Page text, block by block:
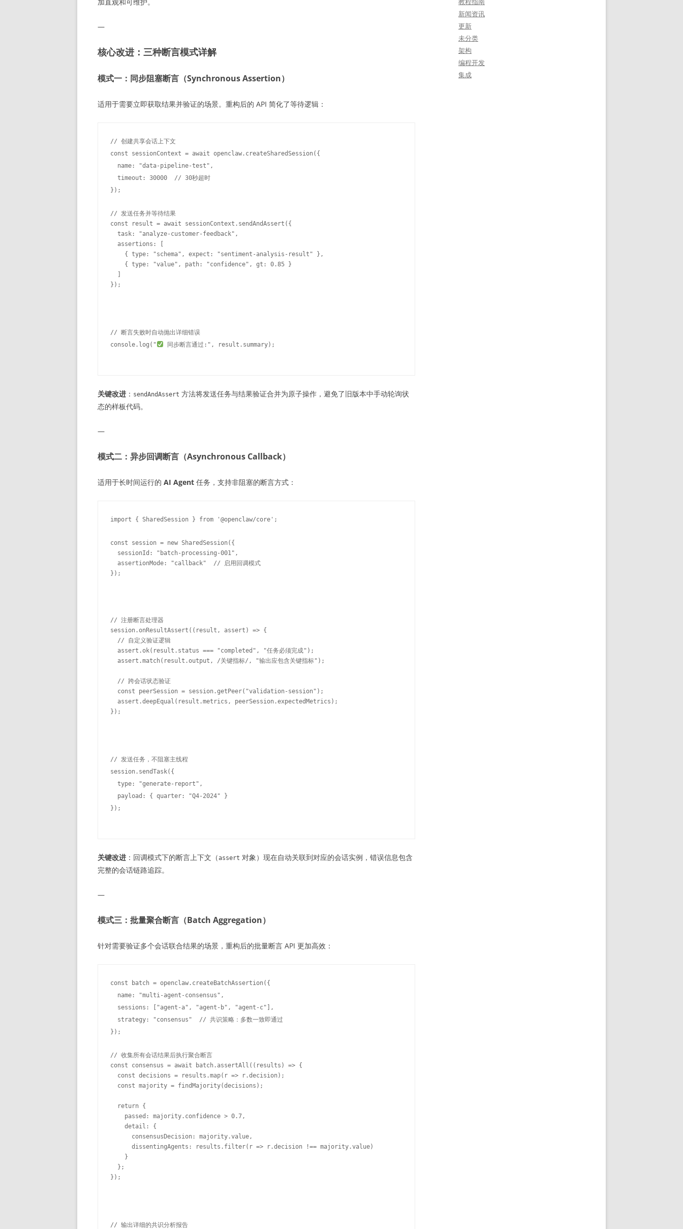
—
核心改进：三种断言模式详解
模式一：同步阻塞断言（Synchronous Assertion）
适用于需要立即获取结果并验证的场景。重构后的 API 简化了等待逻辑：
// 创建共享会话上下文
const sessionContext = await openclaw.createSharedSession({
  name: "data-pipeline-test",
  timeout: 30000  // 30秒超时
});
// 发送任务并等待结果
const result = await sessionContext.sendAndAssert({
  task: "analyze-customer-feedback",
  assertions: [
    { type: "schema", expect: "sentiment-analysis-result" },
    { type: "value", path: "confidence", gt: 0.85 }
  ]
});
// 断言失败时自动抛出详细错误
console.log("
关键改进 ： sendAndAssert 方法将发送任务与结果验证合并为原子操作，避免了旧版本中手动轮询状
态的样板代码。
—
模式二：异步回调断言（Asynchronous Callback）
适用于长时间运行的 AI Agent 任务，支持非阻塞的断言方式：
import { SharedSession } from '@openclaw/core';
const session = new SharedSession({
  sessionId: "batch-processing-001",
  assertionMode: "callback"  // 启用回调模式
});
// 注册断言处理器
session.onResultAssert((result, assert) => {
  // 自定义验证逻辑
  assert.ok(result.status === "completed", "任务必须完成");
  assert.match(result.output, /关键指标/, "输出应包含关键指标");
  // 跨会话状态验证
  const peerSession = session.getPeer("validation-session");
  assert.deepEqual(result.metrics, peerSession.expectedMetrics);
});
// 发送任务，不阻塞主线程
session.sendTask({
  type: "generate-report",
  payload: { quarter: "Q4-2024" }
关键改进 ：回调模式下的断言上下文（assert 对象）现在自动关联到对应的会话实例，错误信息包含
完整的会话链路追踪。
—
模式三：批量聚合断言（Batch Aggregation）
针对需要验证多个会话联合结果的场景，重构后的批量断言 API 更加高效：
const batch = openclaw.createBatchAssertion({
  name: "multi-agent-consensus",
  sessions: ["agent-a", "agent-b", "agent-c"],
  strategy: "consensus"  // 共识策略：多数一致即通过
});
// 收集所有会话结果后执行聚合断言
const consensus = await batch.assertAll((results) => {
  const decisions = results.map(r => r.decision);
  const majority = findMajority(decisions);
  return {
    passed: majority.confidence > 0.7,
    detail: {
      consensusDecision: majority.value,
      dissentingAgents: results.filter(r => r.decision !== majority.value)
    }
  };
});
// 输出详细的共识分析报告
新闻资讯
更新
未分类
架构
编程开发
集成